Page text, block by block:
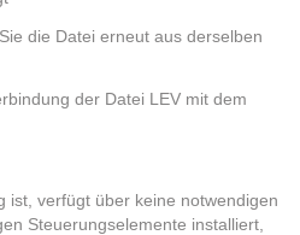
die Datei erneut aus derselben
der Datei LEV mit dem
ist, verfügt über keine notwendigen
Steuerungselemente installiert,